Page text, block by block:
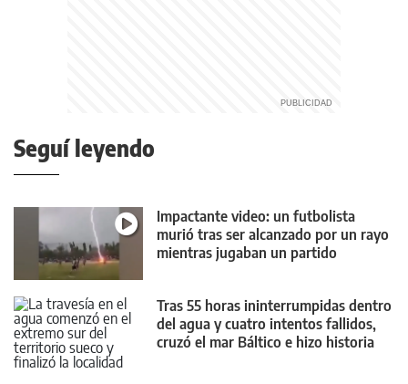
Seguí leyendo
Impactante video: un futbolista
murió tras ser alcanzado por un rayo
mientras jugaban un partido
Tras 55 horas ininterrumpidas dentro
del agua y cuatro intentos fallidos,
cruzó el mar Báltico e hizo historia